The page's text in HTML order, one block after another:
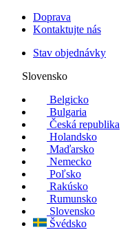
Doprava
Kontaktujte nás
Stav objednávky
Slovensko
Belgicko
Bulgaria
Česká republika
Holandsko
Maďarsko
Nemecko
Poľsko
Rakúsko
Rumunsko
Slovensko
Švédsko